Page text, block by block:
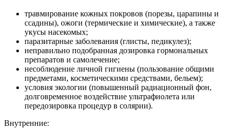
травмирование кожных покровов (порезы, царапины и
ссадины), ожоги (термические и химические), а также
укусы насекомых;
паразитарные заболевания (глисты, педикулез);
неправильно подобранная дозировка гормональных
препаратов и самолечение;
несоблюдение личной гигиены (пользование общими
предметами, косметическими средствами, бельем);
условия экологии (повышенный радиационный фон,
долговременное воздействие ультрафиолета или
передозировка процедур в солярии).
Внутренние: